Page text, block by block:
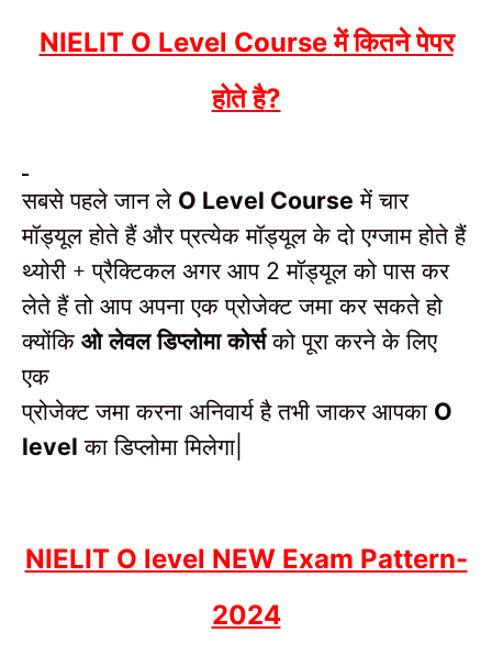
NIELIT O Level Courseमें कितने पेपर
होते है?
सबसे पहले जान ले O Level Course में चार
मॉड्यूल होते हैं और प्रत्येक मॉड्यूल के दो एग्जाम होते हैं
थ्योरी + प्रैक्टिकल अगर आप 2मॉड्यूल को पास कर
लेते हैं तो आप अपना एक प्रोजेक्ट जमा कर सकते हो
क्योंकि ओ लेवल डिप्लोमा कोर्सको पूरा करने के लिए
एक
प्रोजेक्ट जमा करना अनिवार्य है तभी जाकर आपका O
level का डिप्लोमा मिलेगा
NIELIT O level NEW Exam Pattern-
2024